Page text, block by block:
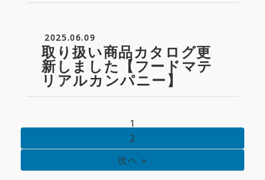
2025.06.09
取り扱い商品カタログ更
新しました【フードマテ
リアルカンパニー】
1
2
次へ »